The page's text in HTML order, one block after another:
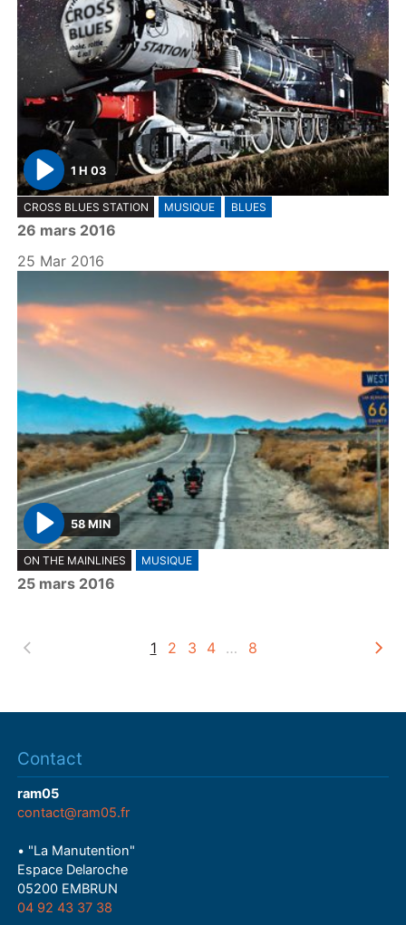
P
l
a
y
1 H 03
CROSS BLUES STATION MUSIQUE BLUES
26 mars 2016
25 Mar 2016
P
l
a
58 MIN
ON THE MAINLINES MUSIQUE
25 mars 2016
1 2 3 4 … 8
Contact
ram05
contact@ram05.fr
• "La Manutention"
Espace Delaroche
05200 EMBRUN
04 92 43 37 38